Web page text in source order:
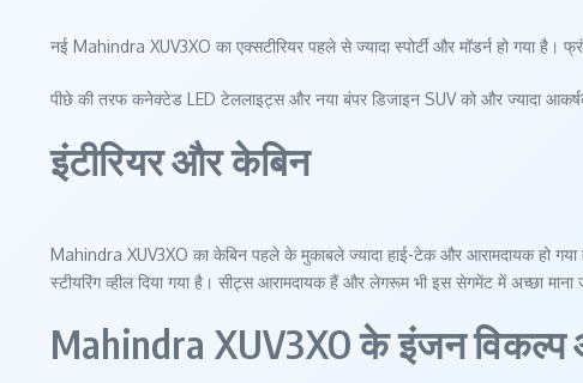
नई Mahindra XUV3XO का एक्सटीरियर पहले से ज्यादा स्पोर्टी और मॉडर्न हो गया
पीछे की तरफ कनेक्टेड LED टेललाइट्स और नया बंपर डिजाइन SUV को और ज्यादा
इंटीरियर और केबिन
Mahindra XUV3XO का केबिन पहले के मुकाबले ज्यादा हाई-टेक और आरामदायक हो
स्टीयरिंग व्हील दिया गया है। सीट्स आरामदायक हैं और लेगरूम भी इस सेगमेंट में अच्छा माना
Mahindra XUV3XO के इंजन विकल्प